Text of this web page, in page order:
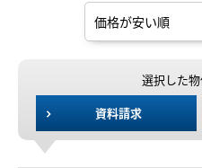
選択した
資料請求